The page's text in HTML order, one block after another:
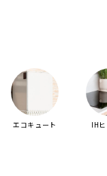
エコキュート IH